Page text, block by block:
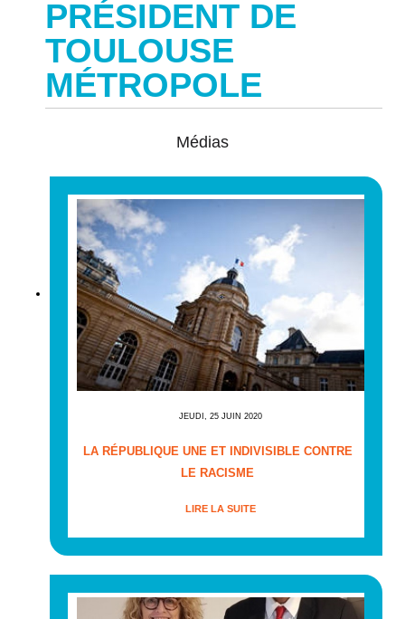
PRÉSIDENT DE
TOULOUSE
MÉTROPOLE
Médias
JEUDI, 25 JUIN 2020
LA RÉPUBLIQUE UNE ET INDIVISIBLE CONTRE
LE RACISME
LIRE LA SUITE